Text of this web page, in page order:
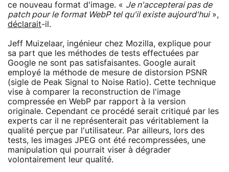
ce nouveau format d'image. « Je n'accepterai pas de
patch pour le format WebP tel qu'il existe aujourd'hui»,
déclarait-il.
Jeff Muizelaar, ingénieur chez Mozilla, explique pour
sa part que les méthodes de tests effectuées par
Google ne sont pas satisfaisantes. Google aurait
employé la méthode de mesure de distorsion PSNR
(sigle de Peak Signal to Noise Ratio). Cette technique
vise à comparer la reconstruction de l'image
compressée en WebP par rapport à la version
originale. Cependant ce procédé serait critiqué par les
experts car il ne représenterait pas véritablement la
qualité perçue par l'utilisateur. Par ailleurs, lors des
tests, les images JPEG ont été recompressées, une
manipulation qui pourrait viser à dégrader
volontairement leur qualité.